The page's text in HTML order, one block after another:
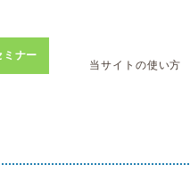
ミナー
当サイトの使い方